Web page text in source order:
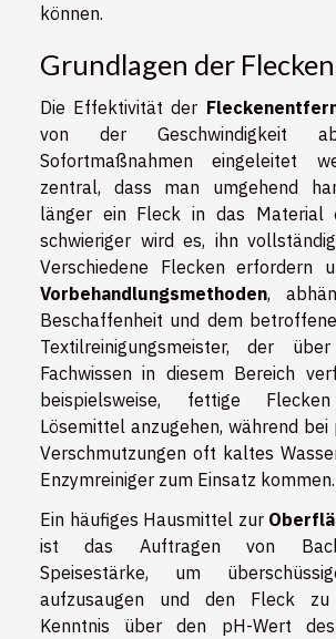
können.
Grundlagen der
Die Effektivität der
von der Geschwindigkeit
Sofortmaßnahmen eingeleitet
zentral, dass man umgehend
länger ein Fleck in das Material
schwieriger wird es, ihn
Verschiedene Flecken erfordern
Vorbehandlungsmethoden,
Beschaffenheit und dem
Textilreinigungsmeister, der
Fachwissen in diesem Bereich
beispielsweise, fettige
Lösemittel anzugehen, während
Verschmutzungen oft kaltes
Enzymreiniger zum Einsatz kommen.
Ein häufiges Hausmittel zur
ist das Auftragen von
Speisestärke, um
aufzusaugen und den Fleck zu
Kenntnis über den pH-Wert